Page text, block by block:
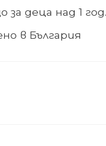
за деца над 1 год.
в България